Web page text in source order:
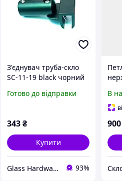
З'єднувач труба-скло
SC-11-19 black чорний
Готово до відправки
343₴
Купити
Glass Hardware 93%
В
900